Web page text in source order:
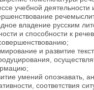
учебной
владение русским
и способности к
и развитие
умений опознавать,
соответствия